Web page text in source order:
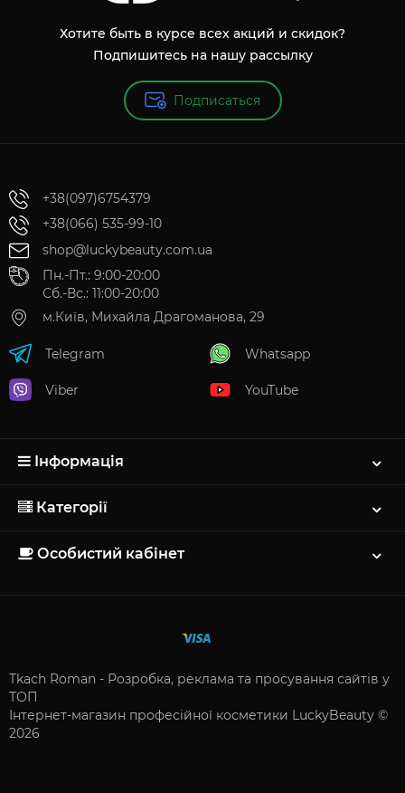
Хотите быть в курсе всех акций и скидок?
Подпишитесь на нашу рассылку
Подписаться
+38(097)6754379
+38(066) 535-99-10
shop@luckybeauty.com.ua
Пн.-Пт.: 9:00-20:00
Сб.-Вс.: 11:00-20:00
м.Київ, Михайла Драгоманова, 29
Telegram
Viber
Whatsapp
YouTube
Інформація
Категорії
Особистий кабінет
Tkach Roman - Розробка, реклама та просування сайтів у
ТОП
Інтернет-магазин професійної косметики LuckyBeauty ©
2026